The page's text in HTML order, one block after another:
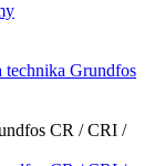
technika Grundfos